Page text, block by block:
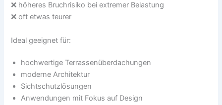
❌ höheres Bruchrisiko bei extremer Belastung
❌ oft etwas teurer
Ideal geeignet für:
hochwertige Terrassenüberdachungen
moderne Architektur
Sichtschutzlösungen
Anwendungen mit Fokus auf Design